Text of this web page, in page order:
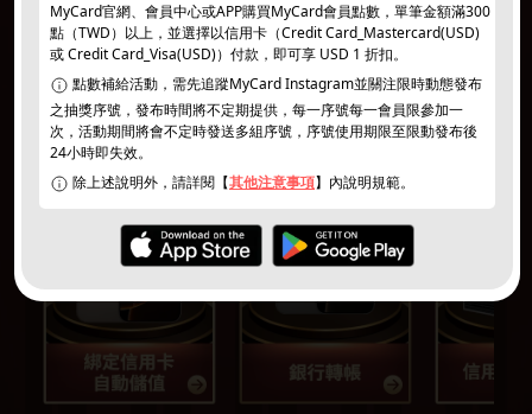
MyCard官網、會員中心或APP購買MyCard會員點數，單筆金額滿300
點（TWD）以上，並選擇以信用卡（Credit Card_Mastercard(USD)
或 Credit Card_Visa(USD)）付款，即可享 USD 1 折扣。
點數補給活動，需先追蹤MyCard Instagram並關注限時動態發布
之抽獎序號，發布時間將不定期提供，每一序號每一會員限參加一
次，活動期間將會不定時發送多組序號，序號使用期限至限動發布後
24小時即失效。
除上述說明外，請詳閱【其他注意事項】內說明規範。